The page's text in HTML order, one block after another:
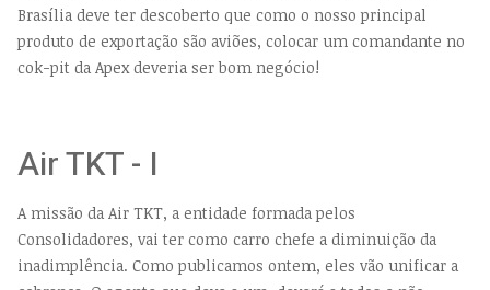
Brasília deve ter descoberto que como o nosso principal
produto de exportação são aviões, colocar um comandante no
cok-pit da Apex deveria ser bom negócio!
Air TKT - I
A missão da Air TKT, a entidade formada pelos
Consolidadores, vai ter como carro chefe a diminuição da
inadimplência. Como publicamos ontem, eles vão unificar a